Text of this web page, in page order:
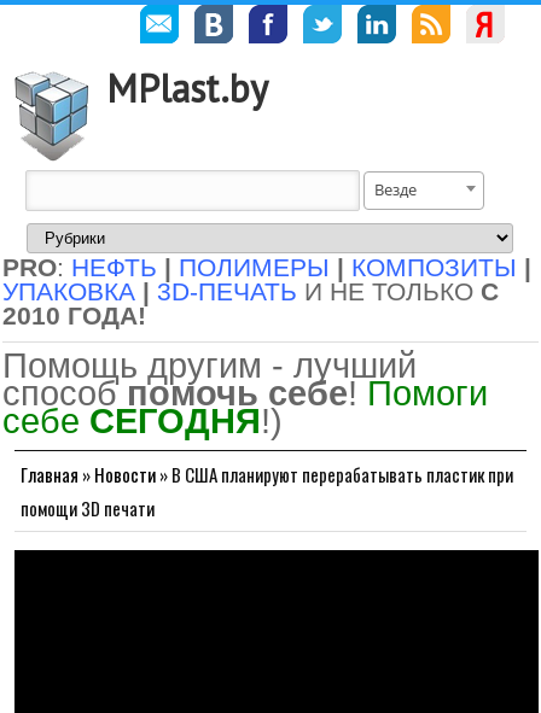
MPlast.by
Везде
PRO: НЕФТЬ | ПОЛИМЕРЫ | КОМПОЗИТЫ |
УПАКОВКА | 3D-ПЕЧАТЬ И НЕ ТОЛЬКО С
2010 ГОДА!
Помощь другим - лучший
способ помочь себе! Помоги
себе СЕГОДНЯ!)
Главная »Новости»В США планируют перерабатывать пластик при
помощи 3D печати